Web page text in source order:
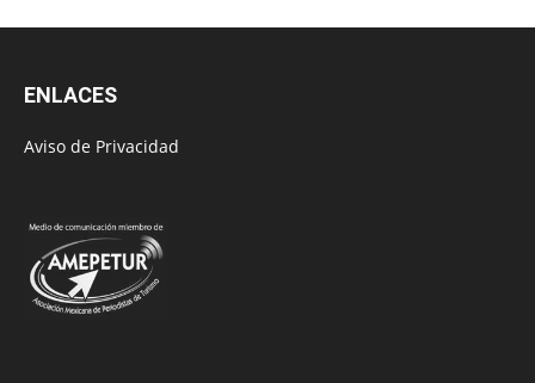
ENLACES
Aviso de Privacidad